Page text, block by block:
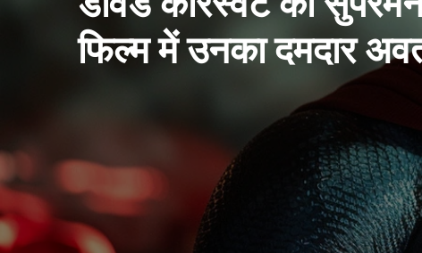
फिल्म में उनका दमदार